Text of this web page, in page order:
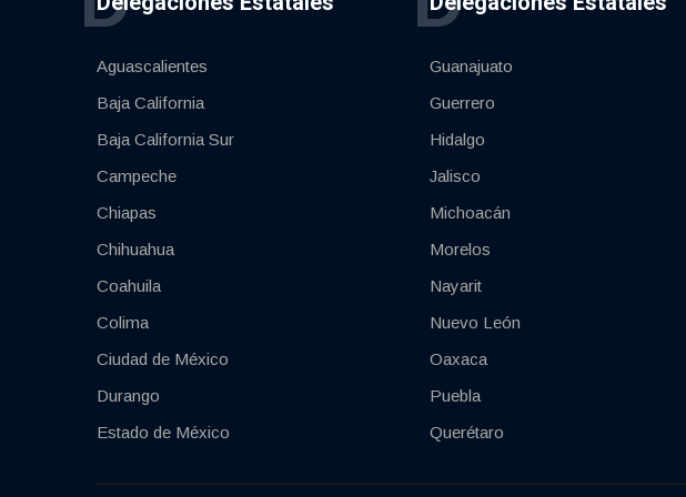
Aguascalientes
Baja California
Baja California Sur
Campeche
Chiapas
Chihuahua
Coahuila
Colima
Ciudad de México
Durango
Estado de México
Guanajuato
Guerrero
Hidalgo
Jalisco
Michoacán
Morelos
Nayarit
Nuevo León
Oaxaca
Puebla
Querétaro